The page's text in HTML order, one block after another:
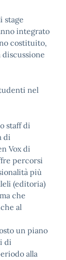
stage
integrato
costituito,
nel
staff di
di
Vox di
percorsi
più
(editoria)
che
al
un piano
di
alla